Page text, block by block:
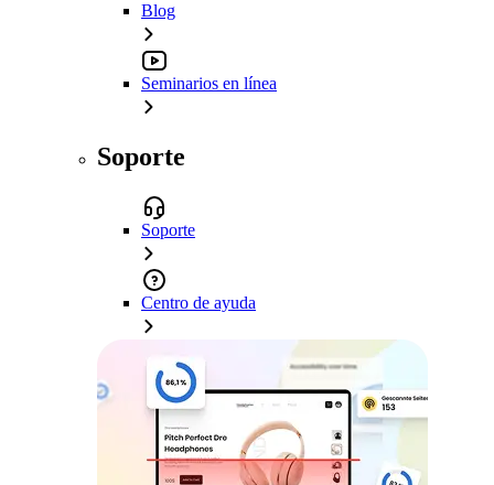
Blog
Seminarios en línea
Soporte
Soporte
Centro de ayuda